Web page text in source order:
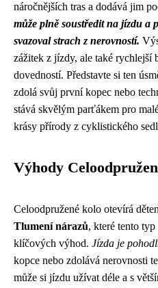
náročnějších tras a dodává jim
může plně soustředit na jízdu a
svazoval strach z nerovností.
zážitek z jízdy, ale také rychlejší
dovedností. Představte si ten
zdolá svůj první kopec nebo
stává skvělým parťákem pro
krásy přírody z cyklistického
Výhody
Celoodpružené kolo otevírá
Tlumení nárazů, které tento
klíčových výhod. Jízda je
kopce nebo zdolává nerovnosti
může si jízdu užívat déle a s